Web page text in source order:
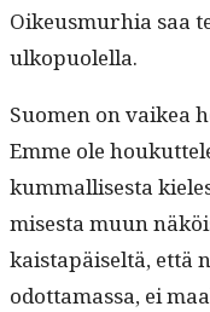
Oikeusmurhia saa
ulkopuolella.
Suomen on vaikea
Emme ole
kum­mallis­es­ta
mis­es­ta muun
kaistapäiseltä, että
odot­ta­mas­sa, ei